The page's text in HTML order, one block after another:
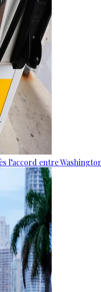
l’accord entre